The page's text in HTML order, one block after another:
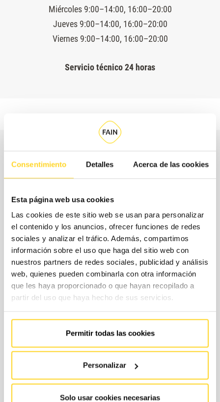
Consentimiento Detalles Acerca de las cookies
Esta página web usa cookies
Las cookies de este sitio web se usan para personalizar
el contenido y los anuncios, ofrecer funciones de redes
sociales y analizar el tráfico. Además, compartimos
información sobre el uso que haga del sitio web con
nuestros partners de redes sociales, publicidad y análisis
web, quienes pueden combinarla con otra información
que les haya proporcionado o que hayan recopilado a
partir del uso que haya hecho de sus servicios.
Permitir todas las cookies
Personalizar
Solo usar cookies necesarias
Miércoles 9:00–14:00, 16:00–20:00
Jueves 9:00–14:00, 16:00–20:00
Viernes 9:00–14:00, 16:00–20:00
Servicio técnico 24 horas
¿Cuáles son las modalidades de
contratación?
Para ajustar el contrato a tus necesidades reales y tu